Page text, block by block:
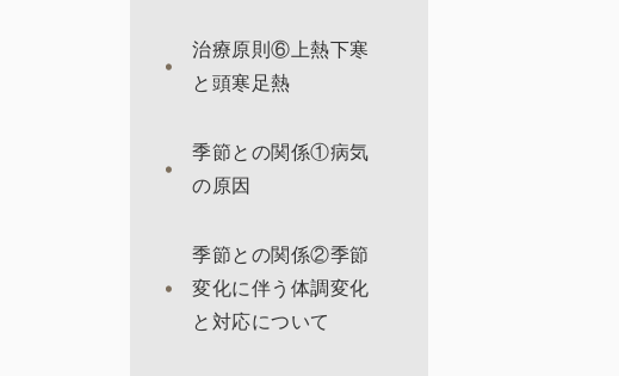
治療原則⑥上熱下寒
と頭寒足熱
季節との関係①病気
の原因
季節との関係②季節
変化に伴う体調変化
と対応について